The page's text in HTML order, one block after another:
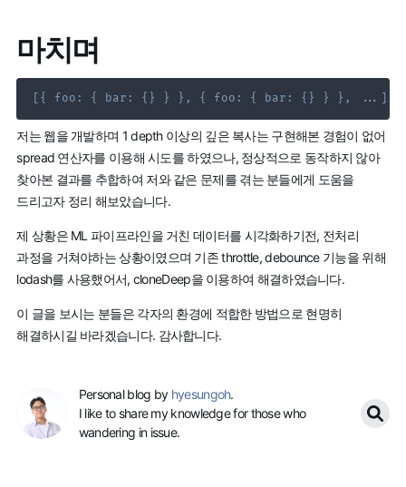
마치며
{ foo : { bar : { } } } , { foo : { bar : { } } } , ...
저는 웹을 개발하며 1 depth 이상의 깊은 복사는 구현해본 경험이 없어
spread 연산자를 이용해 시도를 하였으나, 정상적으로 동작하지 않아
찾아본 결과를 추합하여 저와 같은 문제를 겪는 분들에게 도움을
드리고자 정리 해보았습니다.
제 상황은 ML 파이프라인을 거친 데이터를 시각화하기전, 전처리
과정을 거쳐야하는 상황이였으며 기존 throttle, debounce 기능을 위해
lodash를 사용했어서, cloneDeep을 이용하여 해결하였습니다.
이 글을 보시는 분들은 각자의 환경에 적합한 방법으로 현명히
해결하시길 바라겠습니다. 감사합니다.
Personal blog by hyesungoh.
I like to share my knowledge for those who
wandering in issue.